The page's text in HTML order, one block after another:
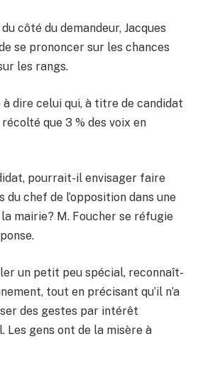
côté du demandeur, Jacques
se prononcer sur les chances
les rangs.
à dire celui qui, à titre de candidat
récolté que 3 % des voix en
pourrait-il envisager faire
du chef de l’opposition dans une
mairie? M. Foucher se réfugie
un petit peu spécial, reconnaît-
tout en précisant qu’il n’a
des gestes par intérêt
Les gens ont de la misère à